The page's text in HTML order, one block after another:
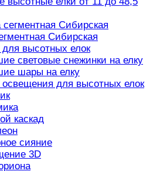
Сибирская
Сибирская
высотных елок
световые снежинки на елку
шары на елку
для высотных елок
каскад
сияние
3D